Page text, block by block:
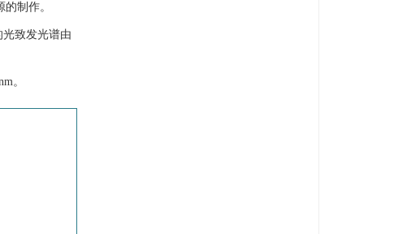
制作。
光致发光谱由
。